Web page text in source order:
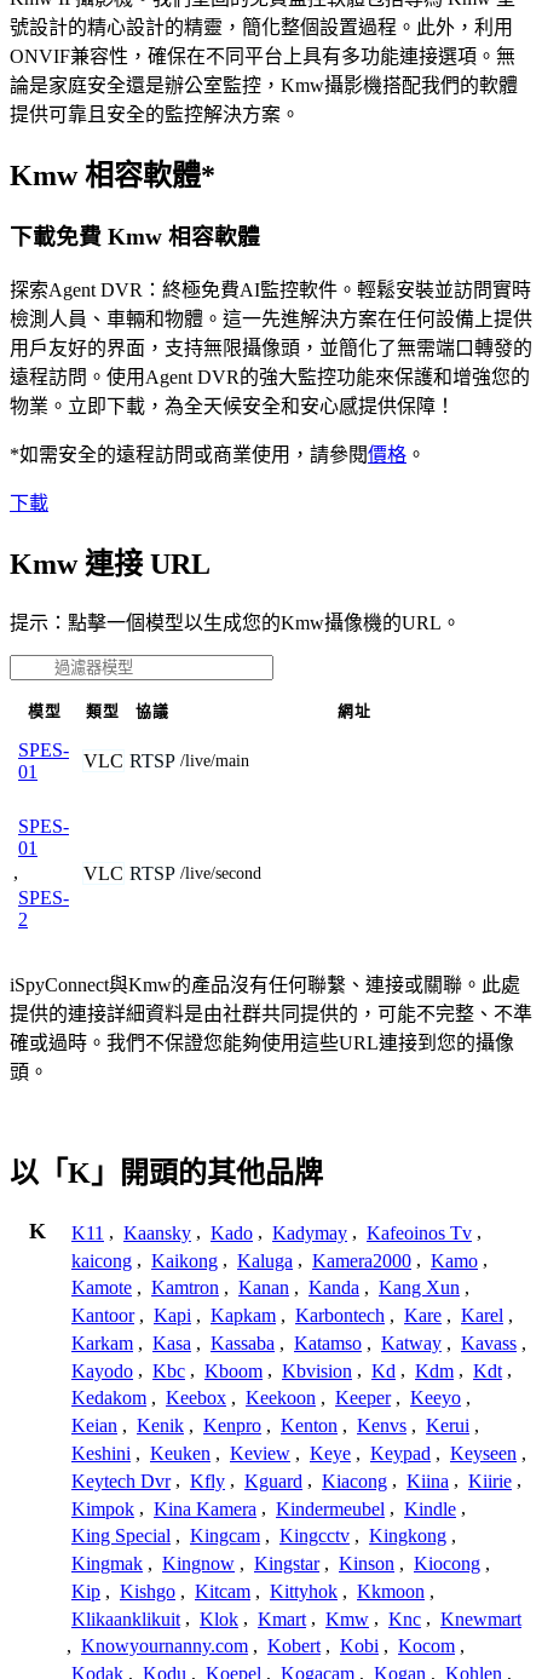
號設計的精心設計的精靈，簡化整個設置過程。此外，利用
ONVIF兼容性，確保在不同平台上具有多功能連接選項。無
論是家庭安全還是辦公室監控，Kmw攝影機搭配我們的軟體
提供可靠且安全的監控解決方案。
Kmw 相容軟體*
下載免費 Kmw 相容軟體
探索Agent DVR：終極免費AI監控軟件。輕鬆安裝並訪問實時
檢測人員、車輛和物體。這一先進解決方案在任何設備上提供
用戶友好的界面，支持無限攝像頭，並簡化了無需端口轉發的
遠程訪問。使用Agent DVR的強大監控功能來保護和增強您的
物業。立即下載，為全天候安全和安心感提供保障！
*如需安全的遠程訪問或商業使用，請參閱價格 。
下載
Kmw 連接 URL
提示：點擊一個模型以生成您的Kmw攝像機的URL。
模型 類型 協議 網址
SPES-
01
VLC RTSP /live/main
SPES-
01
,
SPES-
2
VLC RTSP /live/second
iSpyConnect與Kmw的產品沒有任何聯繫、連接或關聯。此處
提供的連接詳細資料是由社群共同提供的，可能不完整、不準
確或過時。我們不保證您能夠使用這些URL連接到您的攝像
頭。
以「K」開頭的其他品牌
K K11 , Kaansky , Kado , Kadymay , Kafeoinos Tv ,
kaicong , Kaikong , Kaluga , Kamera2000 , Kamo ,
Kamote , Kamtron , Kanan , Kanda , Kang Xun ,
Kantoor , Kapi , Kapkam , Karbontech , Kare , Karel ,
Karkam , Kasa , Kassaba , Katamso , Katway , Kavass ,
Kayodo , Kbc , Kboom , Kbvision , Kd , Kdm , Kdt ,
Kedakom , Keebox , Keekoon , Keeper , Keeyo ,
Keian , Kenik , Kenpro , Kenton , Kenvs , Kerui ,
Keshini , Keuken , Keview , Keye , Keypad , Keyseen ,
Keytech Dvr , Kfly , Kguard , Kiacong , Kiina , Kiirie ,
Kimpok , Kina Kamera , Kindermeubel , Kindle ,
King Special , Kingcam , Kingcctv , Kingkong ,
Kingmak , Kingnow , Kingstar , Kinson , Kiocong ,
Kip , Kishgo , Kitcam , Kittyhok , Kkmoon ,
Klikaanklikuit , Klok , Kmart , Kmw , Knc , Knewmart
, Knowyournanny.com , Kobert , Kobi , Kocom ,
Kodak , Kodu , Koepel , Kogacam , Kogan , Kohlen ,